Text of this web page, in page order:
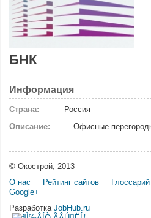
БНК
Информация
Страна:
Россия
Описание:
Офисные
© Окострой, 2013
О нас
Рейтинг сайтов Глоссарий
Google+
Разработка JobHub.ru